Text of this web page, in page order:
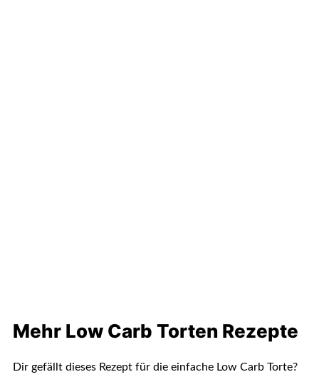
Mehr Low Carb Torten Rezepte
Dir gefällt dieses Rezept für die einfache Low Carb Torte?